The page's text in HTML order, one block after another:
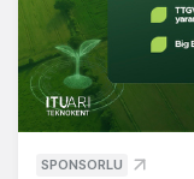
SPONSORLU